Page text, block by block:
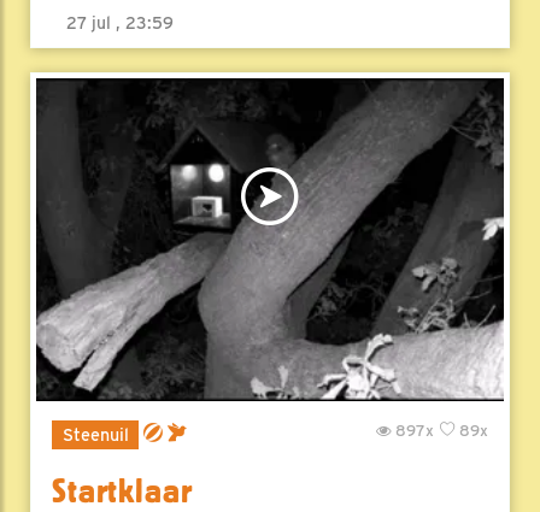
27 jul , 23:59
Steenuil 89x
897x
Startklaar